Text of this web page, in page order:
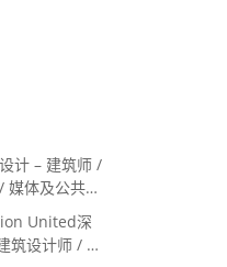
计 – 建筑师 /
体及公共关
United深
筑设计师 / 室